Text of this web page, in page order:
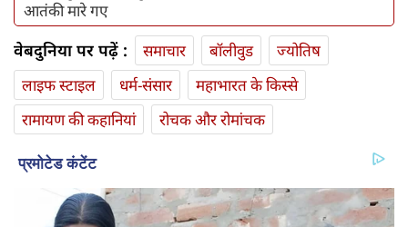
आतंकी मारे गए
वेबदुनिया पर पढ़ें : समाचार बॉलीवुड
ज्योतिष
लाइफ स्‍टाइल
धर्म-संसार
महाभारत के किस्से
रामायण की कहानियां
रोचक और रोमांचक